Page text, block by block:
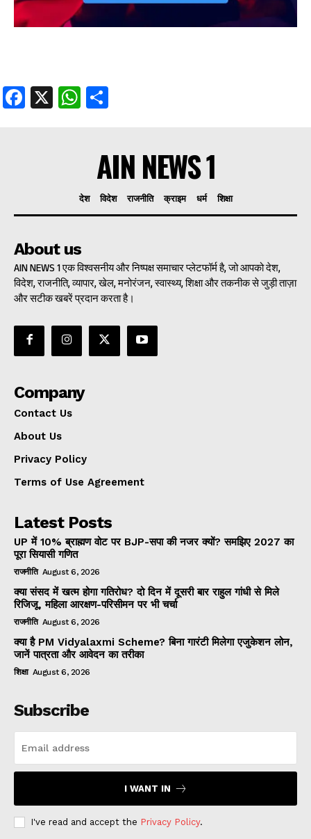
Facebook
X WhatsApp
AIN NEWS 1
देश विदेश राजनीति क्राइम धर्म शिक्षा
About us
AIN NEWS 1 एक विश्वसनीय और निष्पक्ष समाचार प्लेटफॉर्म है, जो आपको देश,
विदेश, राजनीति, व्यापार, खेल, मनोरंजन, स्वास्थ्य, शिक्षा और तकनीक से जुड़ी ताज़ा
और सटीक खबरें प्रदान करता है।
Company
Contact Us
About Us
Privacy Policy
Terms of Use Agreement
Latest Posts
UP में 10% ब्राह्मण वोट पर BJP-सपा की नजर क्यों? समझिए 2027 का
पूरा सियासी गणित
राजनीति August 6, 2026
क्या संसद में खत्म होगा गतिरोध? दो दिन में दूसरी बार राहुल गांधी से मिले
रिजिजू, महिला आरक्षण-परिसीमन पर भी चर्चा
राजनीति August 6, 2026
क्या है PM Vidyalaxmi Scheme? बिना गारंटी मिलेगा एजुकेशन लोन,
जानें पात्रता और आवेदन का तरीका
शिक्षा August 6, 2026
Subscribe
I WANT IN
I've read and accept the Privacy Policy.